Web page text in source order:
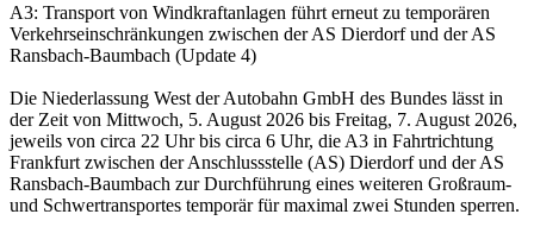
A3: Transport von Windkraftanlagen führt erneut zu temporären
Verkehrseinschränkungen zwischen der AS Dierdorf und der AS
Ransbach-Baumbach (Update 4)
Die Niederlassung West der Autobahn GmbH des Bundes lässt in
der Zeit von Mittwoch, 5. August 2026 bis Freitag, 7. August 2026,
jeweils von circa 22 Uhr bis circa 6 Uhr, die A3 in Fahrtrichtung
Frankfurt zwischen der Anschlussstelle (AS) Dierdorf und der AS
Ransbach-Baumbach zur Durchführung eines weiteren Großraum-
und Schwertransportes temporär für maximal zwei Stunden sperren.